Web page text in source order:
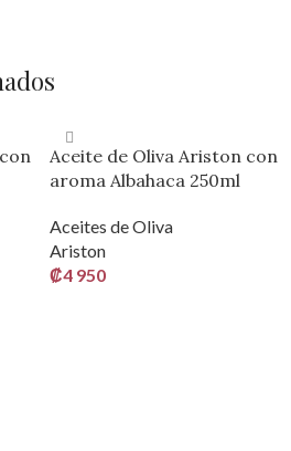
Aceite de Oliva Ariston con
aroma Albahaca 250ml
Aceites de Oliva
Ariston
₡4 950